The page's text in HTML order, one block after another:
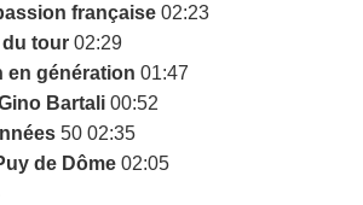
française02:23
du tour02:29
en génération 01:47
Bartali00:52
50 02:35
de Dôme02:05